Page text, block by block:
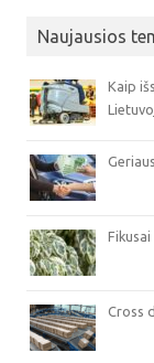
Naujausios
Kaip
Cross